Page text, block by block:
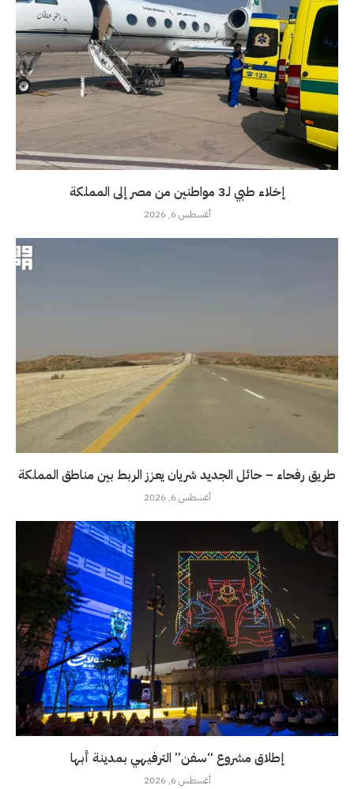
إخلاء طبي لـ3 مواطنين من مصر إلى المملكة
أغسطس 6, 2026
طريق رفحاء – حائل الجديد شريان يعزز الربط بين مناطق المملكة
أغسطس 6, 2026
إطلاق مشروع “سفن” الترفيهي بمدينة أبها
أغسطس 6, 2026